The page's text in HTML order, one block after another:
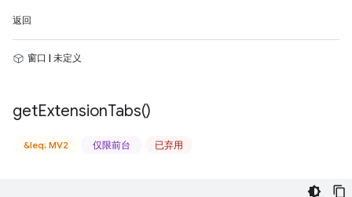
返回
窗口 | 未定义
getExtensionTabs()
&leq; MV2 仅限前台 已弃用